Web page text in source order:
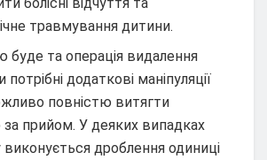
травмування дитини.
буде та операція видалення
потрібні додаткові маніпуляції
повністю витягти
прийом. У деяких випадках
виконується дроблення одиниці